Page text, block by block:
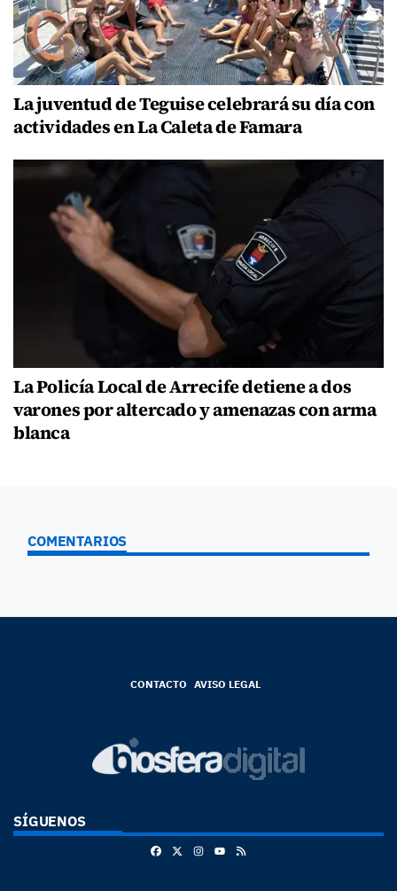
La juventud de Teguise celebrará su día con
actividades en La Caleta de Famara
La Policía Local de Arrecife detiene a dos
varones por altercado y amenazas con arma
blanca
COMENTARIOS
CONTACTO AVISO LEGAL
SÍGUENOS
FacebookInstagram